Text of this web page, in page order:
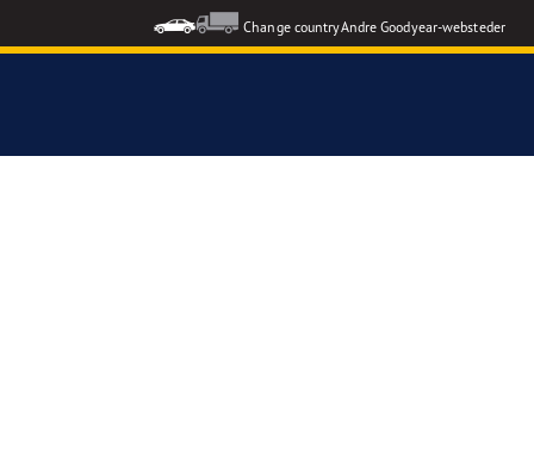
Change countryAndre Goodyear-websteder